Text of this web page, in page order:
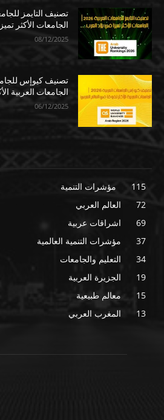
الجامعات الأكثر
08/12/2025
الجامعات العربية
06/12/2025
مؤشرات التنمية
115
العالم العربي
72
اشراقات عربية
69
مؤشرات التنمية العالمية
37
التعليم والجامعات
34
الجزيرة العربية
19
معالم طبيعية
15
المغرب العربي
13